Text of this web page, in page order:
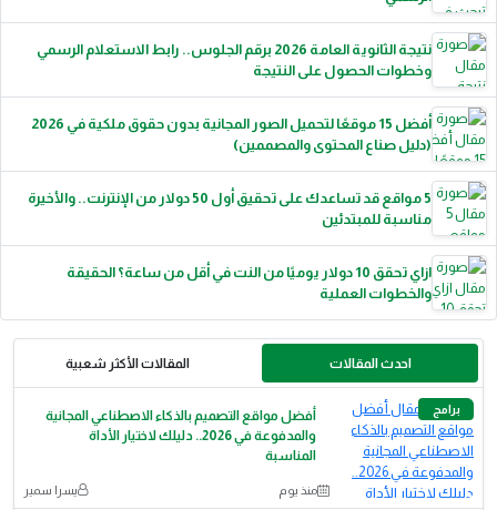
نتيجة الثانوية العامة 2026 برقم الجلوس.. رابط الاستعلام الرسمي
وخطوات الحصول على النتيجة
أفضل 15 موقعًا لتحميل الصور المجانية بدون حقوق ملكية في 2026
(دليل صناع المحتوى والمصممين)
5 مواقع قد تساعدك على تحقيق أول 50 دولار من الإنترنت.. والأخيرة
مناسبة للمبتدئين
ازاي تحقق 10 دولار يوميًا من النت في أقل من ساعة؟ الحقيقة
والخطوات العملية
احدث المقالات المقالات الأكثر شعبية
برامج
أفضل مواقع التصميم بالذكاء الاصطناعي المجانية
والمدفوعة في 2026.. دليلك لاختيار الأداة
المناسبة
منذ يوم يسرا سمير